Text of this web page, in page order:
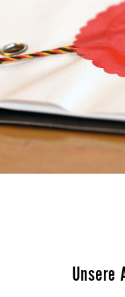
Unsere